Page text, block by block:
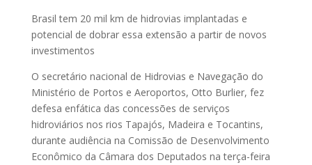
Brasil tem 20 mil km de hidrovias implantadas e
potencial de dobrar essa extensão a partir de novos
investimentos
O secretário nacional de Hidrovias e Navegação do
Ministério de Portos e Aeroportos, Otto Burlier, fez
defesa enfática das concessões de serviços
hidroviários nos rios Tapajós, Madeira e Tocantins,
durante audiência na Comissão de Desenvolvimento
Econômico da Câmara dos Deputados na terça-feira